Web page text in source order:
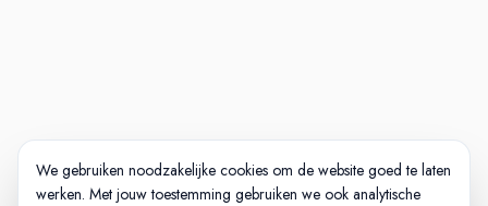
We gebruiken noodzakelijke cookies om de website goed te laten
werken. Met jouw toestemming gebruiken we ook analytische